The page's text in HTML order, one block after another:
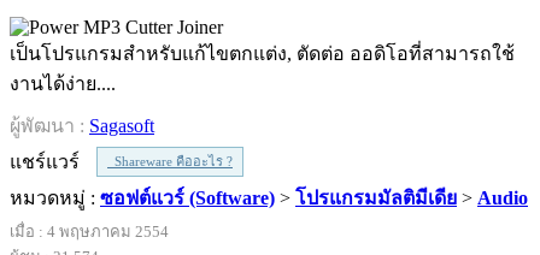
เป็นโปรแกรมสำหรับแก้ไขตกแต่ง, ตัดต่อ ออดิโอที่สามารถใช้
งานได้ง่าย....
ผู้พัฒนา : Sagasoft
แชร์แวร์
Shareware คืออะไร ?
หมวดหมู่ : ซอฟต์แวร์ (Software) > โปรแกรมมัลติมีเดีย > Audio
เมื่อ : 4 พฤษภาคม 2554